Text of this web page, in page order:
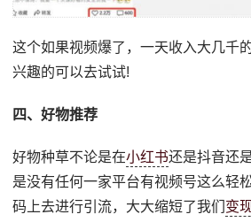
这个如果视频爆了，一天收入大几千
兴趣的可以去试试!
四、好物推荐
好物种草不论是在小红书还是抖音还
是没有任何一家平台有视频号这么轻
码上去进行引流，大大缩短了我们 变